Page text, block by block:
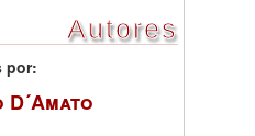
Autores
por: